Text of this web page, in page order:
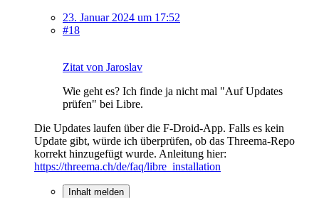
23. Januar 2024 um 17:52
#18
Zitat von Jaroslav
Wie geht es? Ich finde ja nicht mal "Auf Updates
prüfen" bei Libre.
Die Updates laufen über die F-Droid-App. Falls es kein
Update gibt, würde ich überprüfen, ob das Threema-Repo
korrekt hinzugefügt wurde. Anleitung hier:
https://threema.ch/de/faq/libre_installation
Inhalt melden